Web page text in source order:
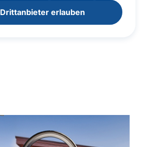
Drittanbieter erlauben